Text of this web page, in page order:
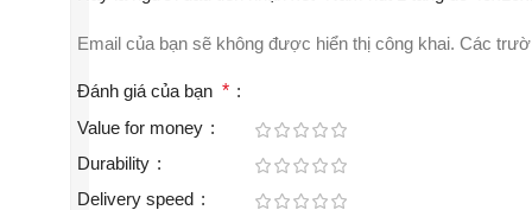
Email của bạn sẽ không được hiển thị công khai. Các
Đánh giá của bạn *
Value for money
Durability
Delivery speed